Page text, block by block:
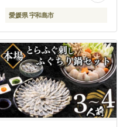
愛媛県 宇和島市